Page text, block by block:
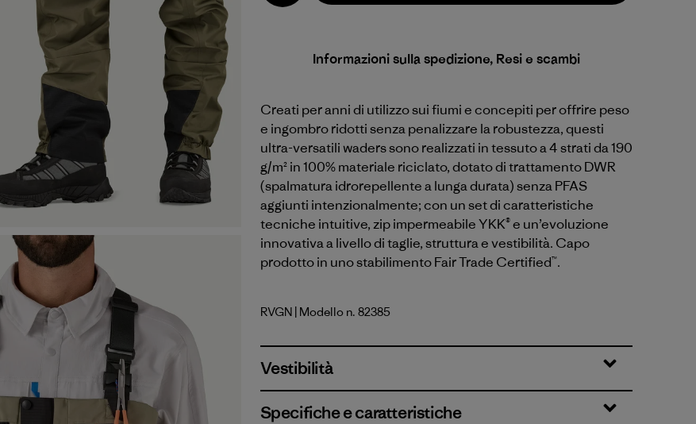
Informazioni sulla spedizione, Resi e scambi
Creati per anni di utilizzo sui fiumi e concepiti per offrire peso
e ingombro ridotti senza penalizzare la robustezza, questi
ultra-versatili waders sono realizzati in tessuto a 4 strati da 190
g/m² in 100% materiale riciclato, dotato di trattamento DWR
(spalmatura idrorepellente a lunga durata) senza PFAS
aggiunti intenzionalmente; con un set di caratteristiche
tecniche intuitive, zip impermeabile YKK® e un’evoluzione
innovativa a livello di taglie, struttura e vestibilità. Capo
prodotto in uno stabilimento Fair Trade Certified™.
River Rock Green
RVGN | Modello n. 82385
Vestibilità
Specifiche e caratteristiche